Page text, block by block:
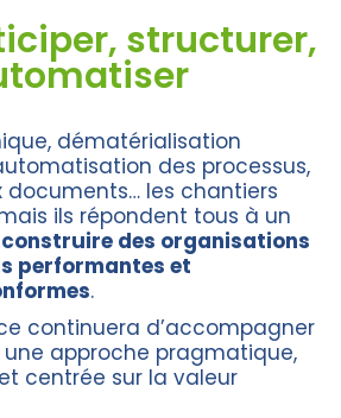
structurer,
dématérialisation
des processus,
documents… les chantiers
ils répondent tous à un
construire des organisations
performantes et
.
continuera d’accompagner
approche pragmatique,
centrée sur la valeur